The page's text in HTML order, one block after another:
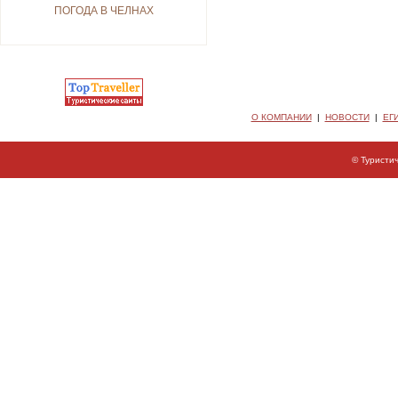
ПОГОДА В ЧЕЛНАХ
О КОМПАНИИ| НОВОСТИ|
©